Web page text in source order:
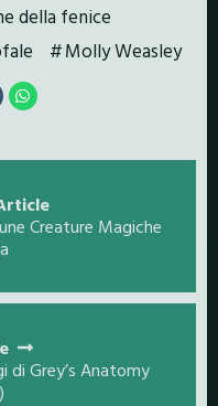
della fenice
Molly Weasley
Creature Magiche
di Grey’s Anatomy